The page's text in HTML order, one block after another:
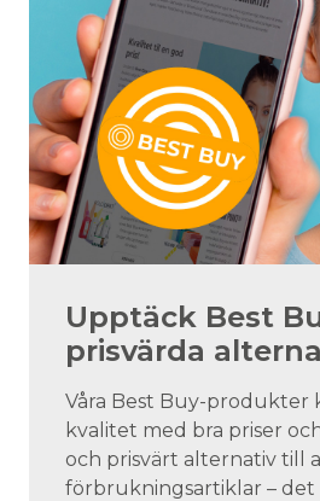
Upptäck Best
prisvärda
Våra Best Buy-produkter
kvalitet med bra priser
och prisvärt alternativ till
förbrukningsartiklar – det